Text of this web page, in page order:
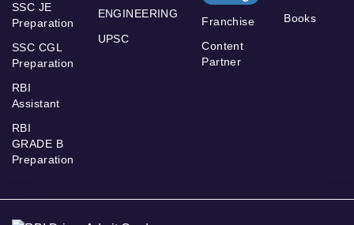
SSC JE
Preparation
SSC CGL
Preparation
RBI
Assistant
RBI
GRADE B
Preparation
ENGINEERING
UPSC
Franchise
Content
Partner
Books